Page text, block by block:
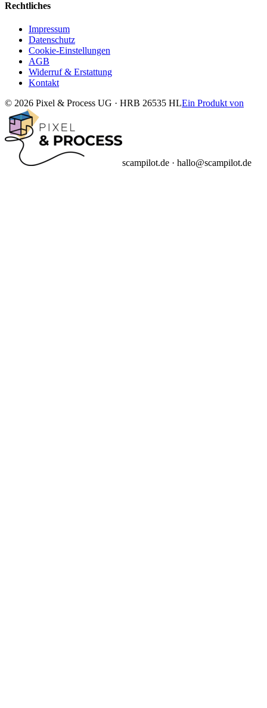
Rechtliches
Impressum
Datenschutz
Cookie-Einstellungen
AGB
Widerruf & Erstattung
Kontakt
© 2026 Pixel & Process UG · HRB 26535 HLEin Produkt von
scampilot.de · hallo@scampilot.de